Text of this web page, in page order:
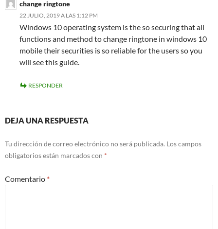
change ringtone
22 JULIO, 2019 A LAS 1:12 PM
Windows 10 operating system is the so securing that all
functions and method to change ringtone in windows 10
mobile their securities is so reliable for the users so you
will see this guide.
RESPONDER
DEJA UNA RESPUESTA
Tu dirección de correo electrónico no será publicada. Los campos
obligatorios están marcados con *
Comentario *